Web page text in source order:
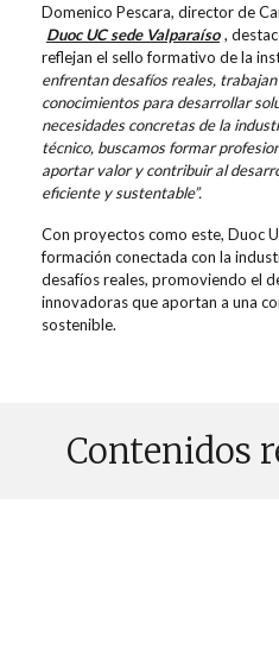
Domenico Pescara, director de
Duoc UC sede Valparaíso ,
reflejan el sello formativo de la
enfrentan desafíos reales,
conocimientos para desarrollar
necesidades concretas de la
técnico, buscamos formar
aportar valor y contribuir al
eficiente y sustentable”.
Con proyectos como este, Duoc
formación conectada con la
desafíos reales, promoviendo el
innovadoras que aportan a una
sostenible.
Contenidos